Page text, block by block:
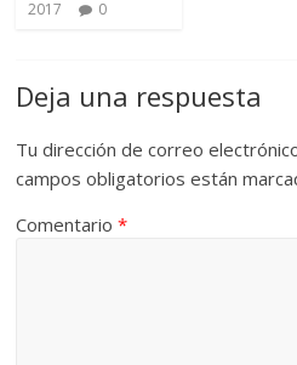
2017
0
Deja una respuesta
Tu dirección de correo
campos obligatorios están
Comentario*